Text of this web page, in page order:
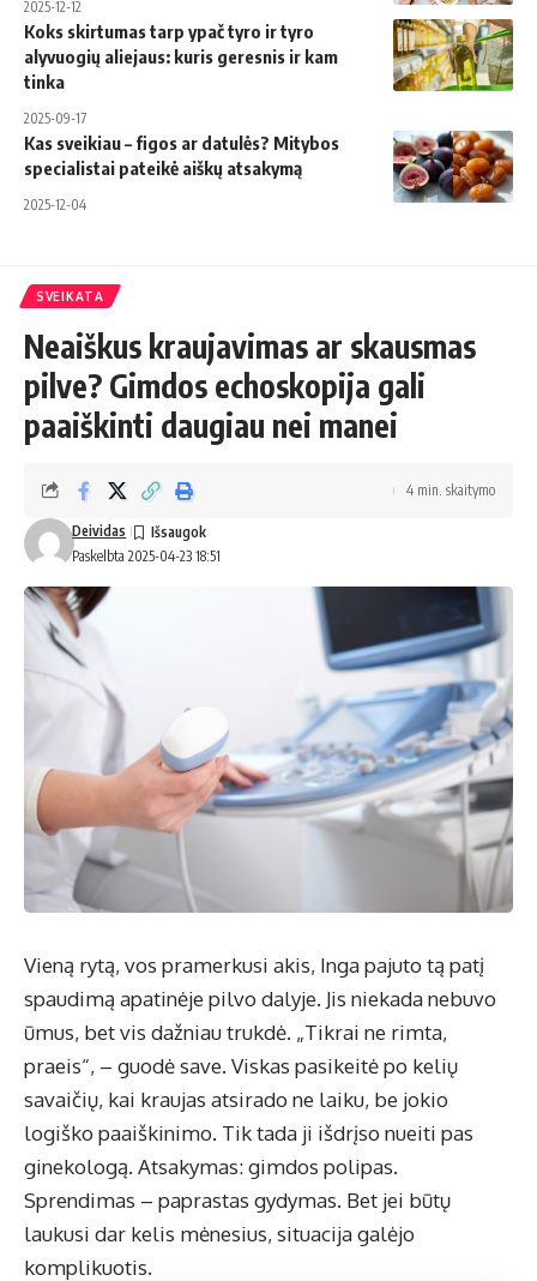
2025-12-12
Koks skirtumas tarp ypač tyro ir tyro
alyvuogių aliejaus: kuris geresnis ir kam
tinka
2025-09-17
Kas sveikiau – figos ar datulės? Mitybos
specialistai pateikė aiškų atsakymą
2025-12-04
SVEIKATA
Neaiškus kraujavimas ar skausmas
pilve? Gimdos echoskopija gali
paaiškinti daugiau nei manei
Paskelbta 2025-04-23 18:51
Deividas
4 min. skaitymo
Vieną rytą, vos pramerkusi akis, Inga pajuto tą patį
spaudimą apatinėje pilvo dalyje. Jis niekada nebuvo
ūmus, bet vis dažniau trukdė. „Tikrai ne rimta,
praeis“, – guodė save. Viskas pasikeitė po kelių
savaičių, kai kraujas atsirado ne laiku, be jokio
logiško paaiškinimo. Tik tada ji išdrįso nueiti pas
ginekologą. Atsakymas: gimdos polipas.
Sprendimas – paprastas gydymas. Bet jei būtų
laukusi dar kelis mėnesius, situacija galėjo
komplikuotis.